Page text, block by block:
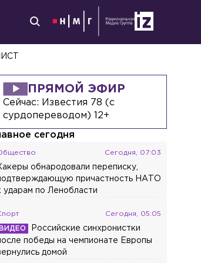
ПРЯМОЙ ЭФИР
Сейчас: Известия 78 (с
сурдопереводом) 12+
сегодня
Сегодня, 07:03
обнародовали переписку,
причастность НАТО
ударам по Ленобласти
Сегодня, 05:05
Российские синхронистки
победы на чемпионате Европы
домой